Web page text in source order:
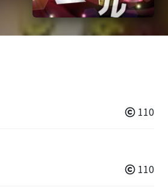
110
110